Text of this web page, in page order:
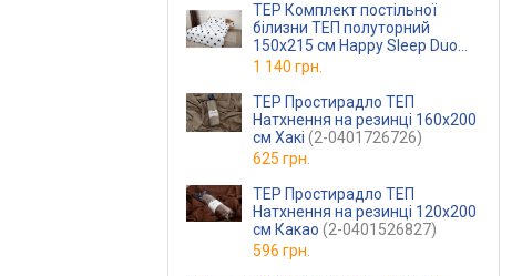
TEP Комплект постільної
білизни ТЕП полуторний
150x215 см Happy Sleep Duo
Morning Star Ранфорс
(2-0400826624)
1 140 грн.
TEP Простирадло ТЕП
Натхнення на резинці 160x200
см Хакі (2-0401726726)
625 грн.
TEP Простирадло ТЕП
Натхнення на резинці 120x200
см Какао (2-0401526827)
596 грн.